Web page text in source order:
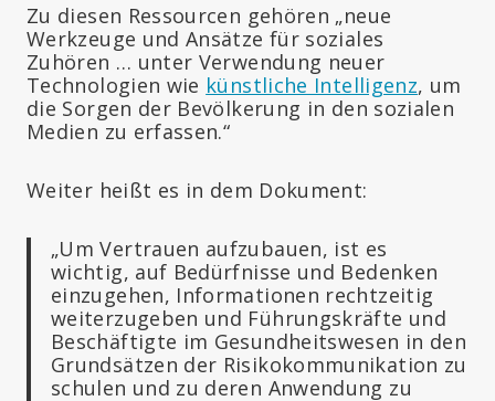
Zu diesen Ressourcen gehören „neue
Werkzeuge und Ansätze für soziales
Zuhören … unter Verwendung neuer
Technologien wie künstliche Intelligenz, um
die Sorgen der Bevölkerung in den sozialen
Medien zu erfassen.“
Weiter heißt es in dem Dokument:
„Um Vertrauen aufzubauen, ist es
wichtig, auf Bedürfnisse und Bedenken
einzugehen, Informationen rechtzeitig
weiterzugeben und Führungskräfte und
Beschäftigte im Gesundheitswesen in den
Grundsätzen der Risikokommunikation zu
schulen und zu deren Anwendung zu